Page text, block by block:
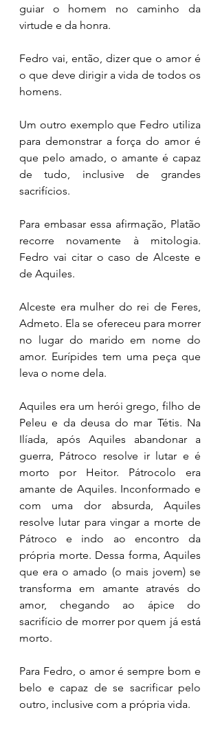
guiar o homem no caminho da
virtude e da honra.
Fedro vai, então, dizer que o amor é
o que deve dirigir a vida de todos os
homens.
Um outro exemplo que Fedro utiliza
para demonstrar a força do amor é
que pelo amado, o amante é capaz
de tudo, inclusive de grandes
sacrifícios.
Para embasar essa afirmação, Platão
recorre novamente à mitologia.
Fedro vai citar o caso de Alceste e
de Aquiles.
Alceste era mulher do rei de Feres,
Admeto. Ela se ofereceu para morrer
no lugar do marido em nome do
amor. Eurípides tem uma peça que
leva o nome dela.
Aquiles era um herói grego, filho de
Peleu e da deusa do mar Tétis. Na
Ilíada, após Aquiles abandonar a
guerra, Pátroco resolve ir lutar e é
morto por Heitor. Pátrocolo era
amante de Aquiles. Inconformado e
com uma dor absurda, Aquiles
resolve lutar para vingar a morte de
Pátroco e indo ao encontro da
própria morte. Dessa forma, Aquiles
que era o amado (o mais jovem) se
transforma em amante através do
amor, chegando ao ápice do
sacrifício de morrer por quem já está
morto.
Para Fedro, o amor é sempre bom e
belo e capaz de se sacrificar pelo
outro, inclusive com a própria vida.